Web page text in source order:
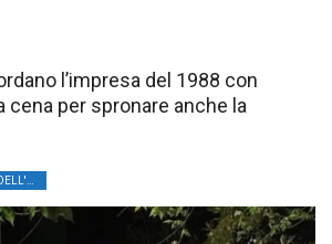
l’impresa del 1988 con
cena per spronare anche la